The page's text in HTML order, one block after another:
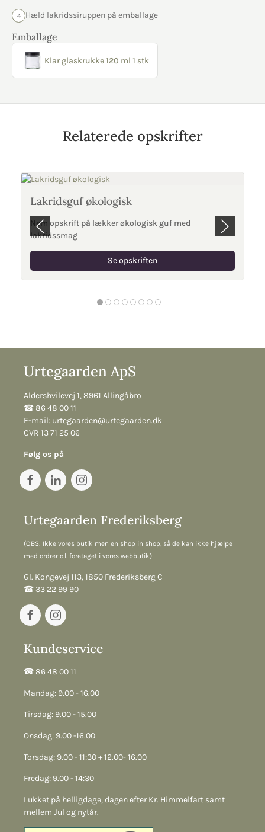
4 Hæld lakridssiruppen på emballage
Emballage
Klar glaskrukke 120 ml 1 stk
Relaterede opskrifter
Lakridsguf økologisk
Nem opskrift på lækker økologisk guf med
lakridssmag
Se opskriften
Urtegaarden ApS
Aldershvilevej 1, 8961 Allingåbro
☎︎ 86 48 00 11
E-mail: urtegaarden@urtegaarden.dk
CVR 13 71 25 06
Følg os på
Urtegaarden Frederiksberg
(OBS: Ikke vores butik men en shop in shop, så de kan ikke hjælpe
med ordrer o.l. foretaget i vores webbutik)
Gl. Kongevej 113, 1850 Frederiksberg C
☎︎ 33 22 99 90
Kundeservice
☎︎ 86 48 00 11
Mandag: 9.00 - 16.00
Tirsdag: 9.00 - 15.00
Onsdag: 9.00 -16.00
Torsdag: 9.00 - 11:30 + 12.00- 16.00
Fredag: 9.00 - 14:30
Lukket på helligdage, dagen efter Kr. Himmelfart samt
mellem Jul og nytår.